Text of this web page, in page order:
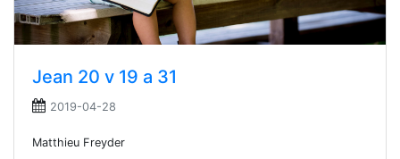
Jean 20 v 19 a 31
2019-04-28
Matthieu Freyder